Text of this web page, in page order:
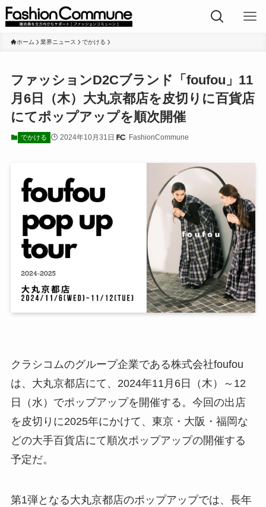
ホーム 業界ニュース でかける
ファッションD2Cブランド「foufou」11
月6日（木）大丸京都店を皮切りに百貨店
にてポップアップを順次開催
でかける 2024年10月31日 FashionCommune
クラシコムのグループ企業である株式会社foufou
は、大丸京都店にて、2024年11月6日（木）～12
日（水）でポップアップを開催する。今回の出店
を皮切りに2025年にかけて、東京・大阪・福岡な
どの大手百貨店にて順次ポップアップの開催する
予定だ。
第1弾となる大丸京都店のポップアップでは、長年